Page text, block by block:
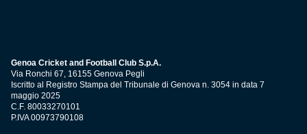
Genoa Cricket and Football Club S.p.A.
Via Ronchi 67, 16155 Genova Pegli
Iscritto al Registro Stampa del Tribunale di Genova n. 3054 in data 7
maggio 2025
C.F. 80033270101
P.IVA 00973790108